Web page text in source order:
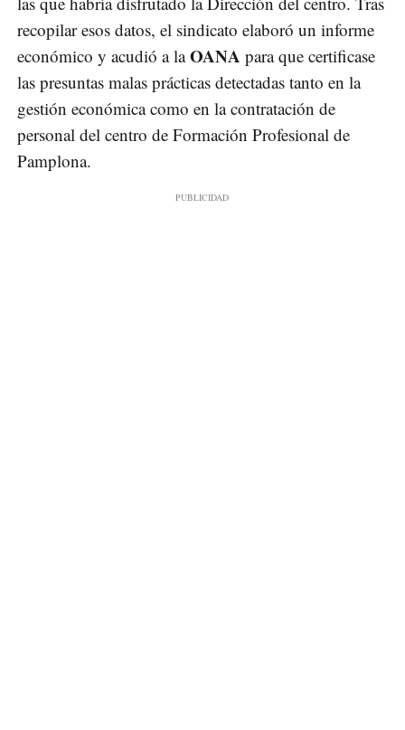
recopilar esos datos, el sindicato elaboró un informe
económico y acudió a laOANA para que certificase
las presuntas malas prácticas detectadas tanto en la
gestión económica como en la contratación de
personal del centro de Formación Profesional de
Pamplona.